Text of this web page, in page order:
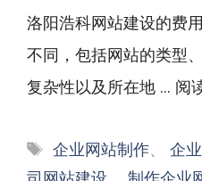
洛阳浩科网站建设的费
不同，包括网站的类型
复杂性以及所在地 ... 阅
标
签
企业网站制作、 企